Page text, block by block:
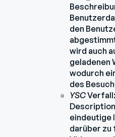
den
wird auch
geladenen
wodurch
des
YSC
eindeutige
darüber zu